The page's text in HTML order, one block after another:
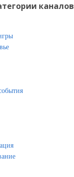
каналов